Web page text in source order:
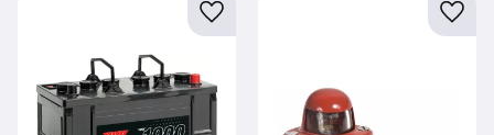
Lägg till i favoriter